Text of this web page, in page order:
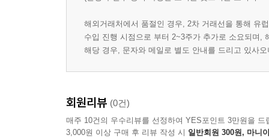
해외거래처에서 품절인 경우, 2차 거래선을 통해 유
수입 진행 시점으로 부터 2~3주가 추가로 소요되며,
해당 경우, 문자와 메일로 별도 안내를 드리고 있사
회원리뷰 (0건)
매주 10건의 우수리뷰를 선정하여 YES포인트 3만원을 드
3,000원 이상 구매 후 리뷰 작성 시 일반회원 300원, 마니